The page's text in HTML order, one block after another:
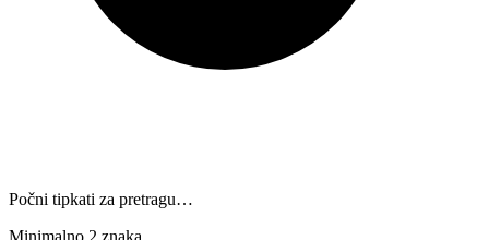
Počni tipkati za pretragu…